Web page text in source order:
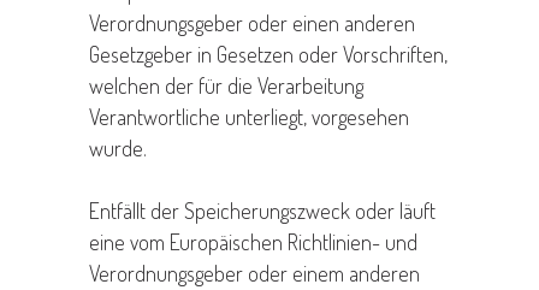
Verordnungsgeber oder einen anderen
Gesetzgeber in Gesetzen oder Vorschriften,
welchen der für die Verarbeitung
Verantwortliche unterliegt, vorgesehen
wurde.
Entfällt der Speicherungszweck oder läuft
eine vom Europäischen Richtlinien- und
Verordnungsgeber oder einem anderen